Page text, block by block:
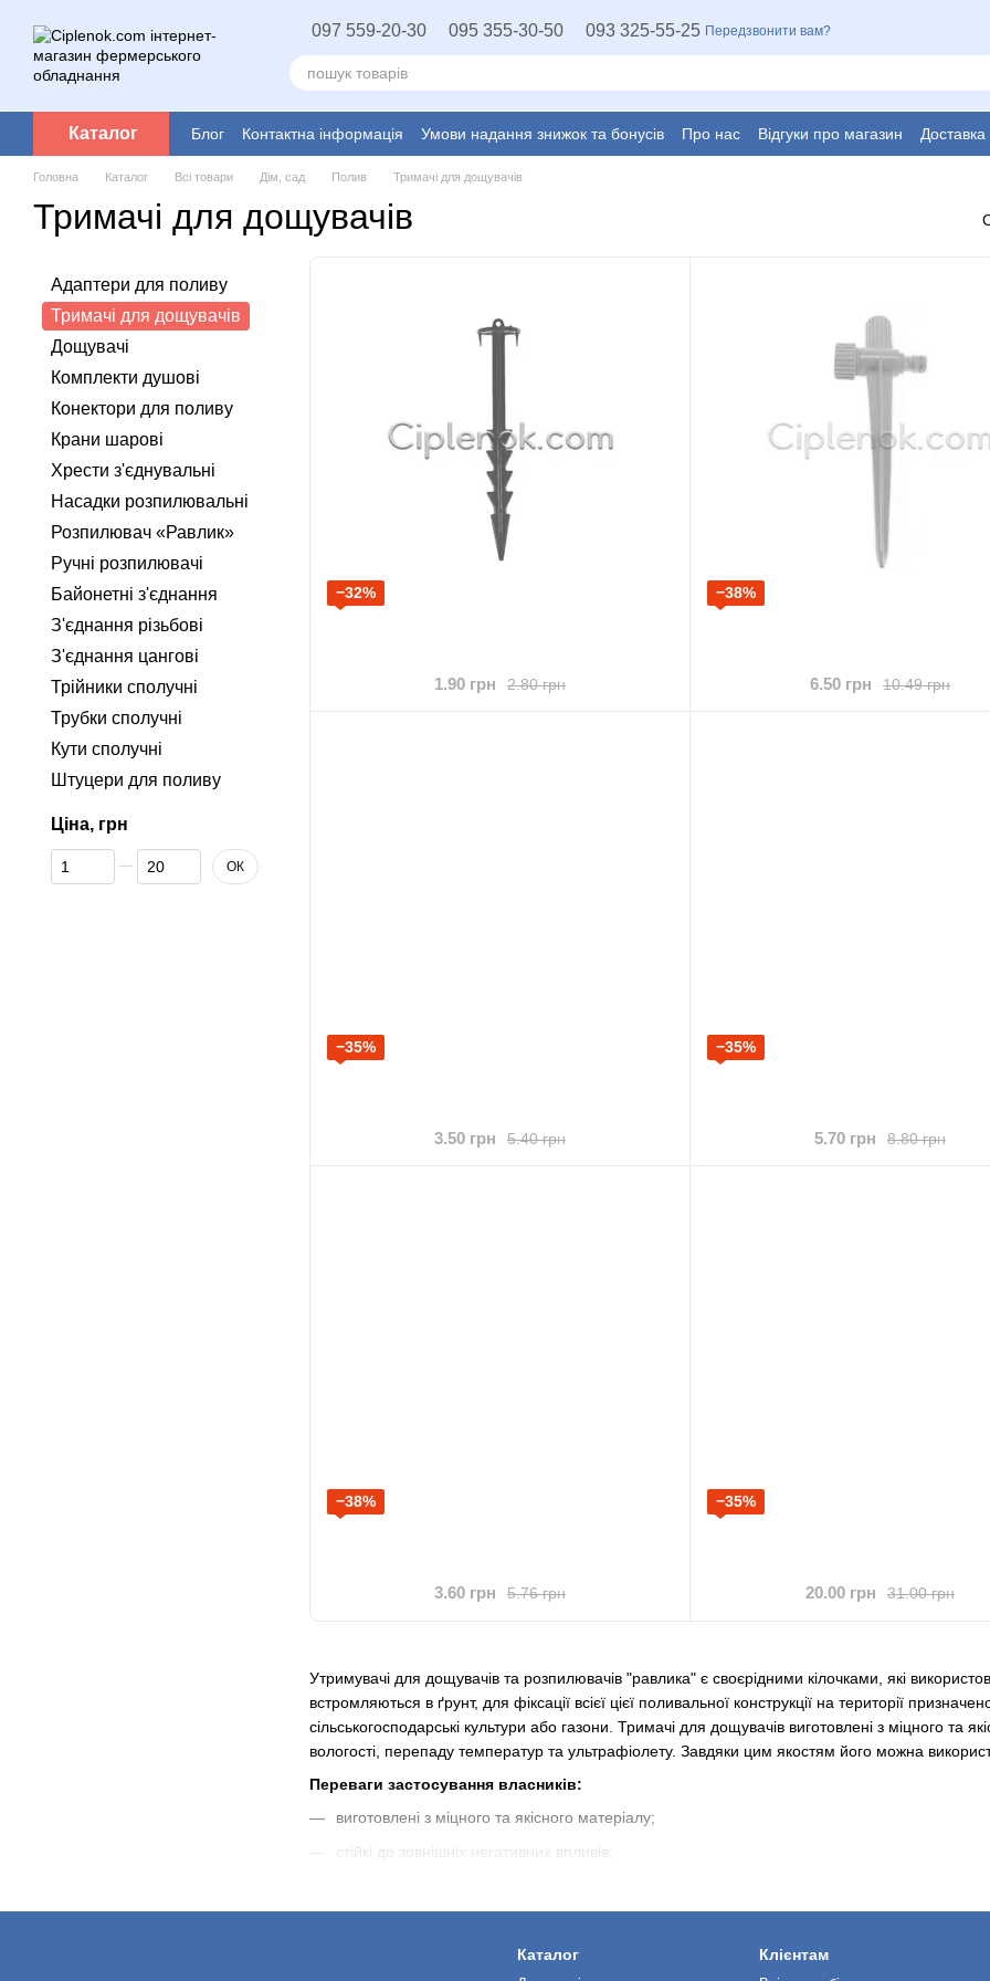
097 559-20-30 095 355-30-50 093 325-55-25 Передзвонити вам?
Каталог Блог Контактна інформація Умови надання знижок та бонусів Про нас Відгуки про магазин
Головна Каталог Всі товари Дім, сад Полив Тримачі для дощувачів
Тримачі для дощувачів
Утримувачі для дощувачів та розпилювачів "равлика" є своєрідними кілочками, які
встромляються в ґрунт, для фіксації всієї цієї поливальної конструкції на території
сільськогосподарські культури або газони. Тримачі для дощувачів виготовлені з міцного та
вологості, перепаду температур та ультрафіолету. Завдяки цим якостям його можна
Переваги застосування власників:
виготовлені з міцного та якісного матеріалу;
стійкі до зовнішніх негативних впливів;
−32%
2.80 грн
1.90 грн
−38%
10.49 грн
6.50 грн
−35%
5.40 грн
3.50 грн
−35%
8.80 грн
5.70 грн
−38%
5.76 грн
3.60 грн
−35%
31.00 грн
20.00 грн
Адаптери для поливу
Тримачі для дощувачів
Дощувачі
Комплекти душові
Конектори для поливу
Крани шарові
Хрести з'єднувальні
Насадки розпилювальні
Розпилювач «Равлик»
Ручні розпилювачі
Байонетні з'єднання
З'єднання різьбові
З'єднання цангові
Трійники сполучні
Трубки сполучні
Кути сполучні
Штуцери для поливу
Ціна, грн
Від Ціна, грн
До Ціна, грн ОК
Каталог Клієнтам